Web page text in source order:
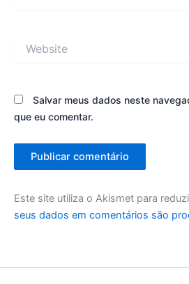
Salvar meus dados neste
que eu comentar.
Este site utiliza o Akismet para
seus dados em comentários são